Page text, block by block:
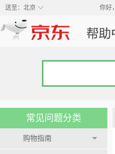
◇
送至： 北京 你好，
常见问题分类
购物指南